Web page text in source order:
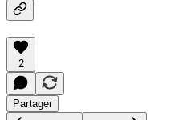
2
Partager